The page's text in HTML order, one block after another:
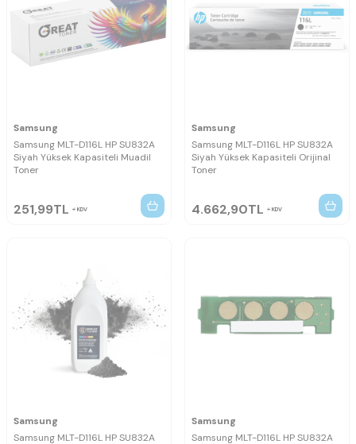
Samsung
Samsung MLT-D116L HP SU832A
Siyah Yüksek Kapasiteli Muadil
Toner
251,99TL KDV
Samsung
Samsung MLT-D116L HP SU832A
Siyah Yüksek Kapasiteli Orijinal
Toner
4.662,90TL KDV
Samsung
Samsung MLT-D116L HP SU832A
Samsung
Samsung MLT-D116L HP SU832A